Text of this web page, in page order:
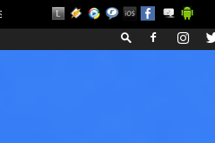
Fashion Blog